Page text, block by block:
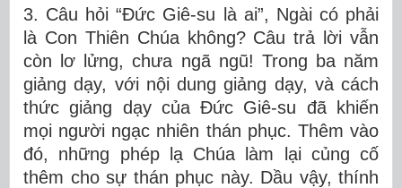
3. Câu hỏi “Đức Giê-su là ai”, Ngài có phải
là Con Thiên Chúa không? Câu trả lời vẫn
còn lơ lửng, chưa ngã ngũ! Trong ba năm
giảng dạy, với nội dung giảng dạy, và cách
thức giảng dạy của Đức Giê-su đã khiến
mọi người ngạc nhiên thán phục. Thêm vào
đó, những phép lạ Chúa làm lại củng cố
thêm cho sự thán phục này. Dầu vậy, thính